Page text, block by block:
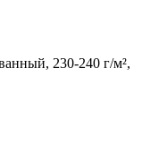
230-240 г/м²,